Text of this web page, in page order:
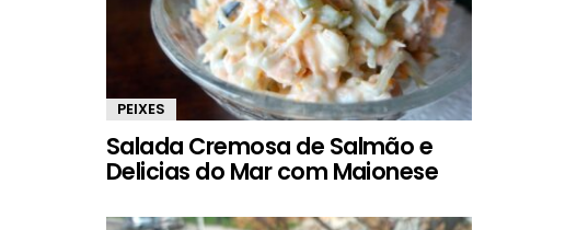
PEIXES
Salada Cremosa de Salmão e
Delicias do Mar com Maionese